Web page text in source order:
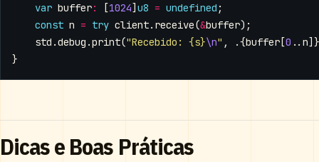
var buffer: [1024] u8 = undefined ;
const n = try client. receive(&buffer);
std .debug .print("Recebido: {s}\n" , .{buffer [0 .. n
}
Dicas e Boas Práticas